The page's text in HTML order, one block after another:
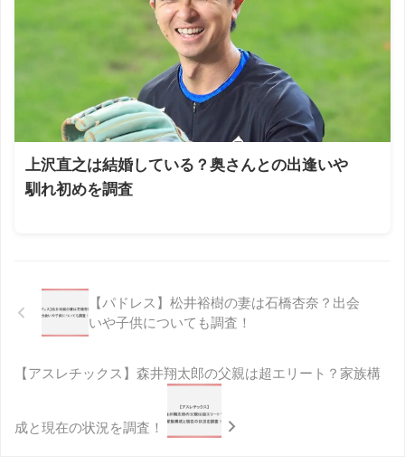
上沢直之は結婚している？奥さんとの出逢いや
馴れ初めを調査
【パドレス】松井裕樹の妻は石橋杏奈？出会
いや子供についても調査！
【アスレチックス】森井翔太郎の父親は超エリート？家族構
成と現在の状況を調査！